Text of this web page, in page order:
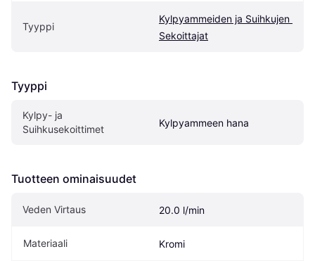
Tyyppi
Kylpyammeiden ja Suihkujen
Sekoittajat
Tyyppi
Kylpy- ja
Suihkusekoittimet
Kylpyammeen hana
Tuotteen ominaisuudet
Veden Virtaus 20.0 l/min
Materiaali Kromi